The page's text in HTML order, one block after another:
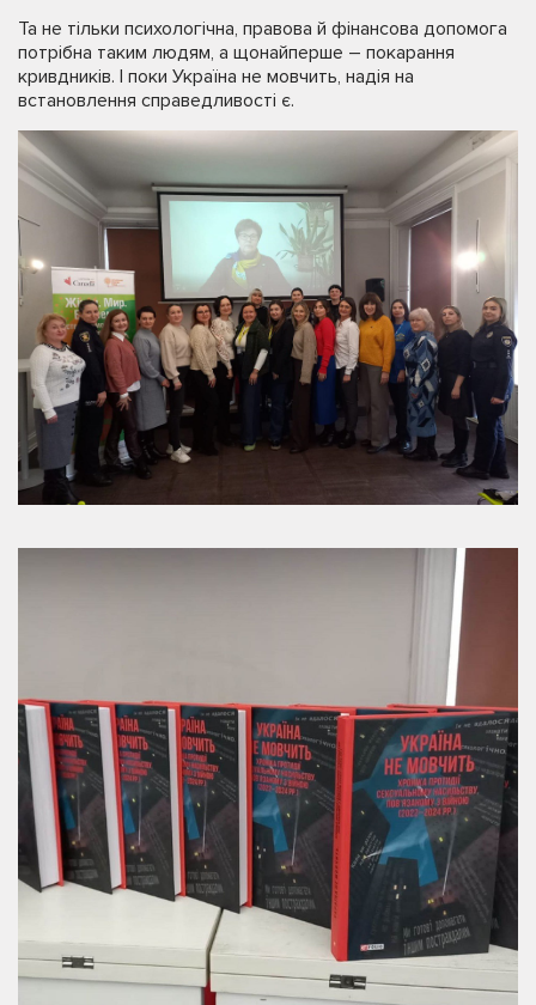
Та не тільки психологічна, правова й фінансова допомога
потрібна таким людям, а щонайперше – покарання
кривдників. І поки Україна не мовчить, надія на
встановлення справедливості є.